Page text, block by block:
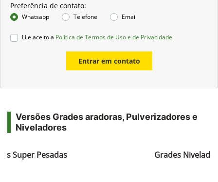
Preferência de contato:
Whatsapp Telefone Email
Li e aceito a Política de Termos de Uso e de Privacidade.
Entrar em contato
Versões Grades aradoras, Pulverizadores e
Niveladores
Super Pesadas Grades